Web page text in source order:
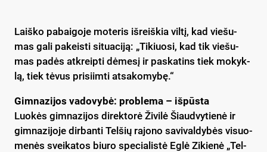
Laiš­ko pa­bai­go­je mo­te­ris iš­reiš­kia vil­tį, kad vie­šu­
mas ga­li pa­keis­ti si­tua­ci­ją: „Ti­kiuo­si, kad tik vie­šu­
mas pa­dės at­kreip­ti dė­me­sį ir pa­ska­tins tiek mo­kyk­
lą, tiek tė­vus pri­siim­ti at­sa­ko­my­bę.“
Gim­na­zi­jos va­do­vy­bė: pro­ble­ma – iš­pūs­ta
Luo­kės gim­na­zi­jos di­rek­to­rė Ži­vi­lė Šiaud­vy­tie­nė ir
gim­na­zi­jo­je dir­ban­ti Tel­šių ra­jo­no sa­vi­val­dy­bės vi­suo­
me­nės svei­ka­tos biu­ro spe­cia­lis­tė Eg­lė Zi­kie­nė „Tel­